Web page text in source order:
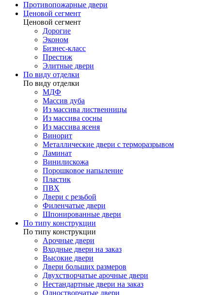
Противопожарные двери
Ценовой сегмент
Ценовой сегмент
Дорогие
Эконом
Бизнес-класс
Престиж
Элитные двери
По виду отделки
По виду отделки
МДФ
Массив дуба
Из массива лиственницы
Из массива сосны
Из массива ясеня
Винорит
Металлические двери с терморазрывом
Ламинат
Винилискожа
Порошковое напыление
Пластик
ПВХ
Двери с резьбой
Филенчатые двери
Шпонированные двери
По типу конструкции
По типу конструкции
Арочные двери
Входные двери на заказ
Высокие двери
Двери больших размеров
Двухстворчатые арочные двери
Нестандартные двери на заказ
Одностворчатые двери